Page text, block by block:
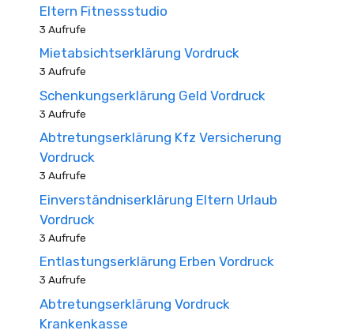
Eltern Fitnessstudio
3 Aufrufe
Mietabsichtserklärung Vordruck
3 Aufrufe
Schenkungserklärung Geld Vordruck
3 Aufrufe
Abtretungserklärung Kfz Versicherung
Vordruck
3 Aufrufe
Einverständniserklärung Eltern Urlaub
Vordruck
3 Aufrufe
Entlastungserklärung Erben Vordruck
3 Aufrufe
Abtretungserklärung Vordruck
Krankenkasse